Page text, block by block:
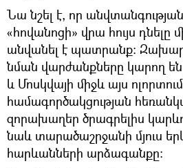
Նա նշել է, որ
«հովանոցի» վրա հույս դնելը
անվանել է պատրանք։
նման վարժանքները կարող
և Մոսկվայի միջև այս ոլորտում
համագործակցության
զորախաղեր ծրագրելիս
նաև տարածաշրջանի մյուս
հարևանների արձագանքը։